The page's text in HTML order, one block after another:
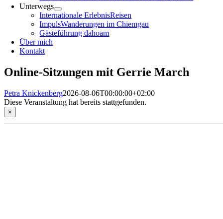
Unterwegs
Internationale ErlebnisReisen
ImpulsWanderungen im Chiemgau
Gästeführung dahoam
Über mich
Kontakt
Online-Sitzungen mit Gerrie March
Petra Knickenberg2026-08-06T00:00:00+02:00
Diese Veranstaltung hat bereits stattgefunden.
×